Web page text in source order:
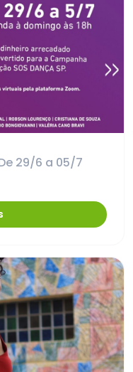
29/6 a 05/7